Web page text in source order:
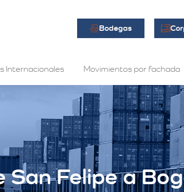
Bodegas
Internacionales Movimientos por fachada
San Felipe a